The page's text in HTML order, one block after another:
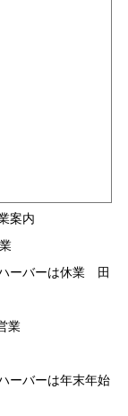
案内
ーバーは休業 田
業
ーバーは年末年始